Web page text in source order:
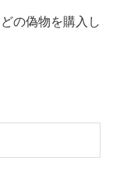
の偽物を購入し